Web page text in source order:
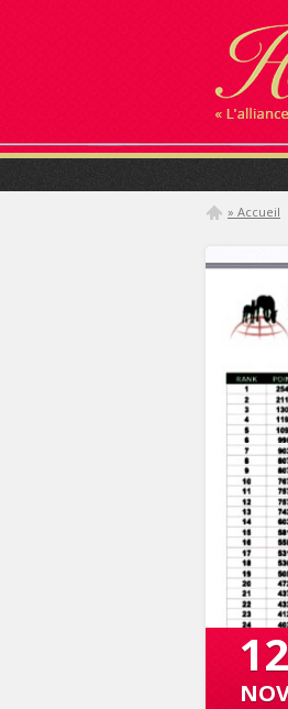
» Accueil
12